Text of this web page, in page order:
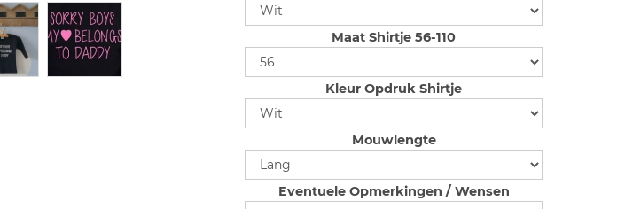
Maat Shirtje 56-110
Kleur Opdruk Shirtje
Mouwlengte
Eventuele Opmerkingen / Wensen